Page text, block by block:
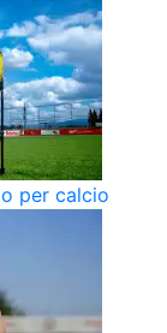
per calcio